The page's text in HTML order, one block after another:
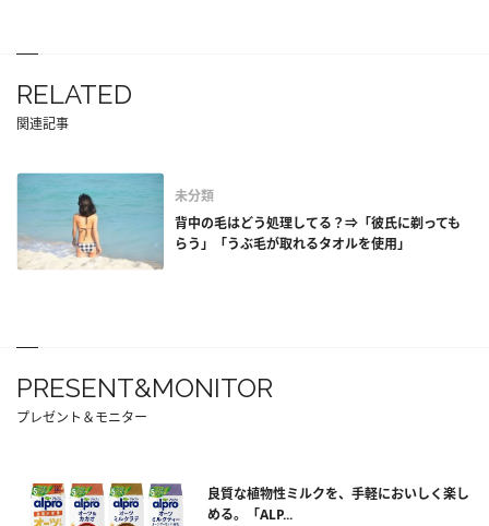
RELATED
関連記事
未分類
背中の毛はどう処理してる？⇒「彼氏に剃っても
らう」「うぶ毛が取れるタオルを使用」
PRESENT&MONITOR
プレゼント＆モニター
良質な植物性ミルクを、手軽においしく楽し
める。「ALP...